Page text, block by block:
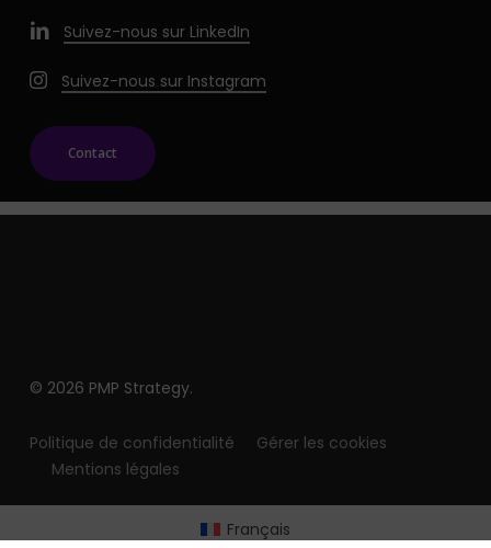
Suivez-nous sur LinkedIn
Suivez-nous sur Instagram
Contact
© 2026 PMP Strategy.
Politique de confidentialité
Gérer les cookies
Mentions légales
Français